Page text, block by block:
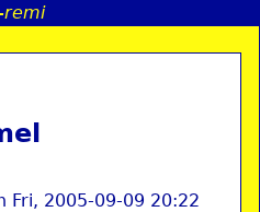
remi
Fri, 2005-09-09 20:22